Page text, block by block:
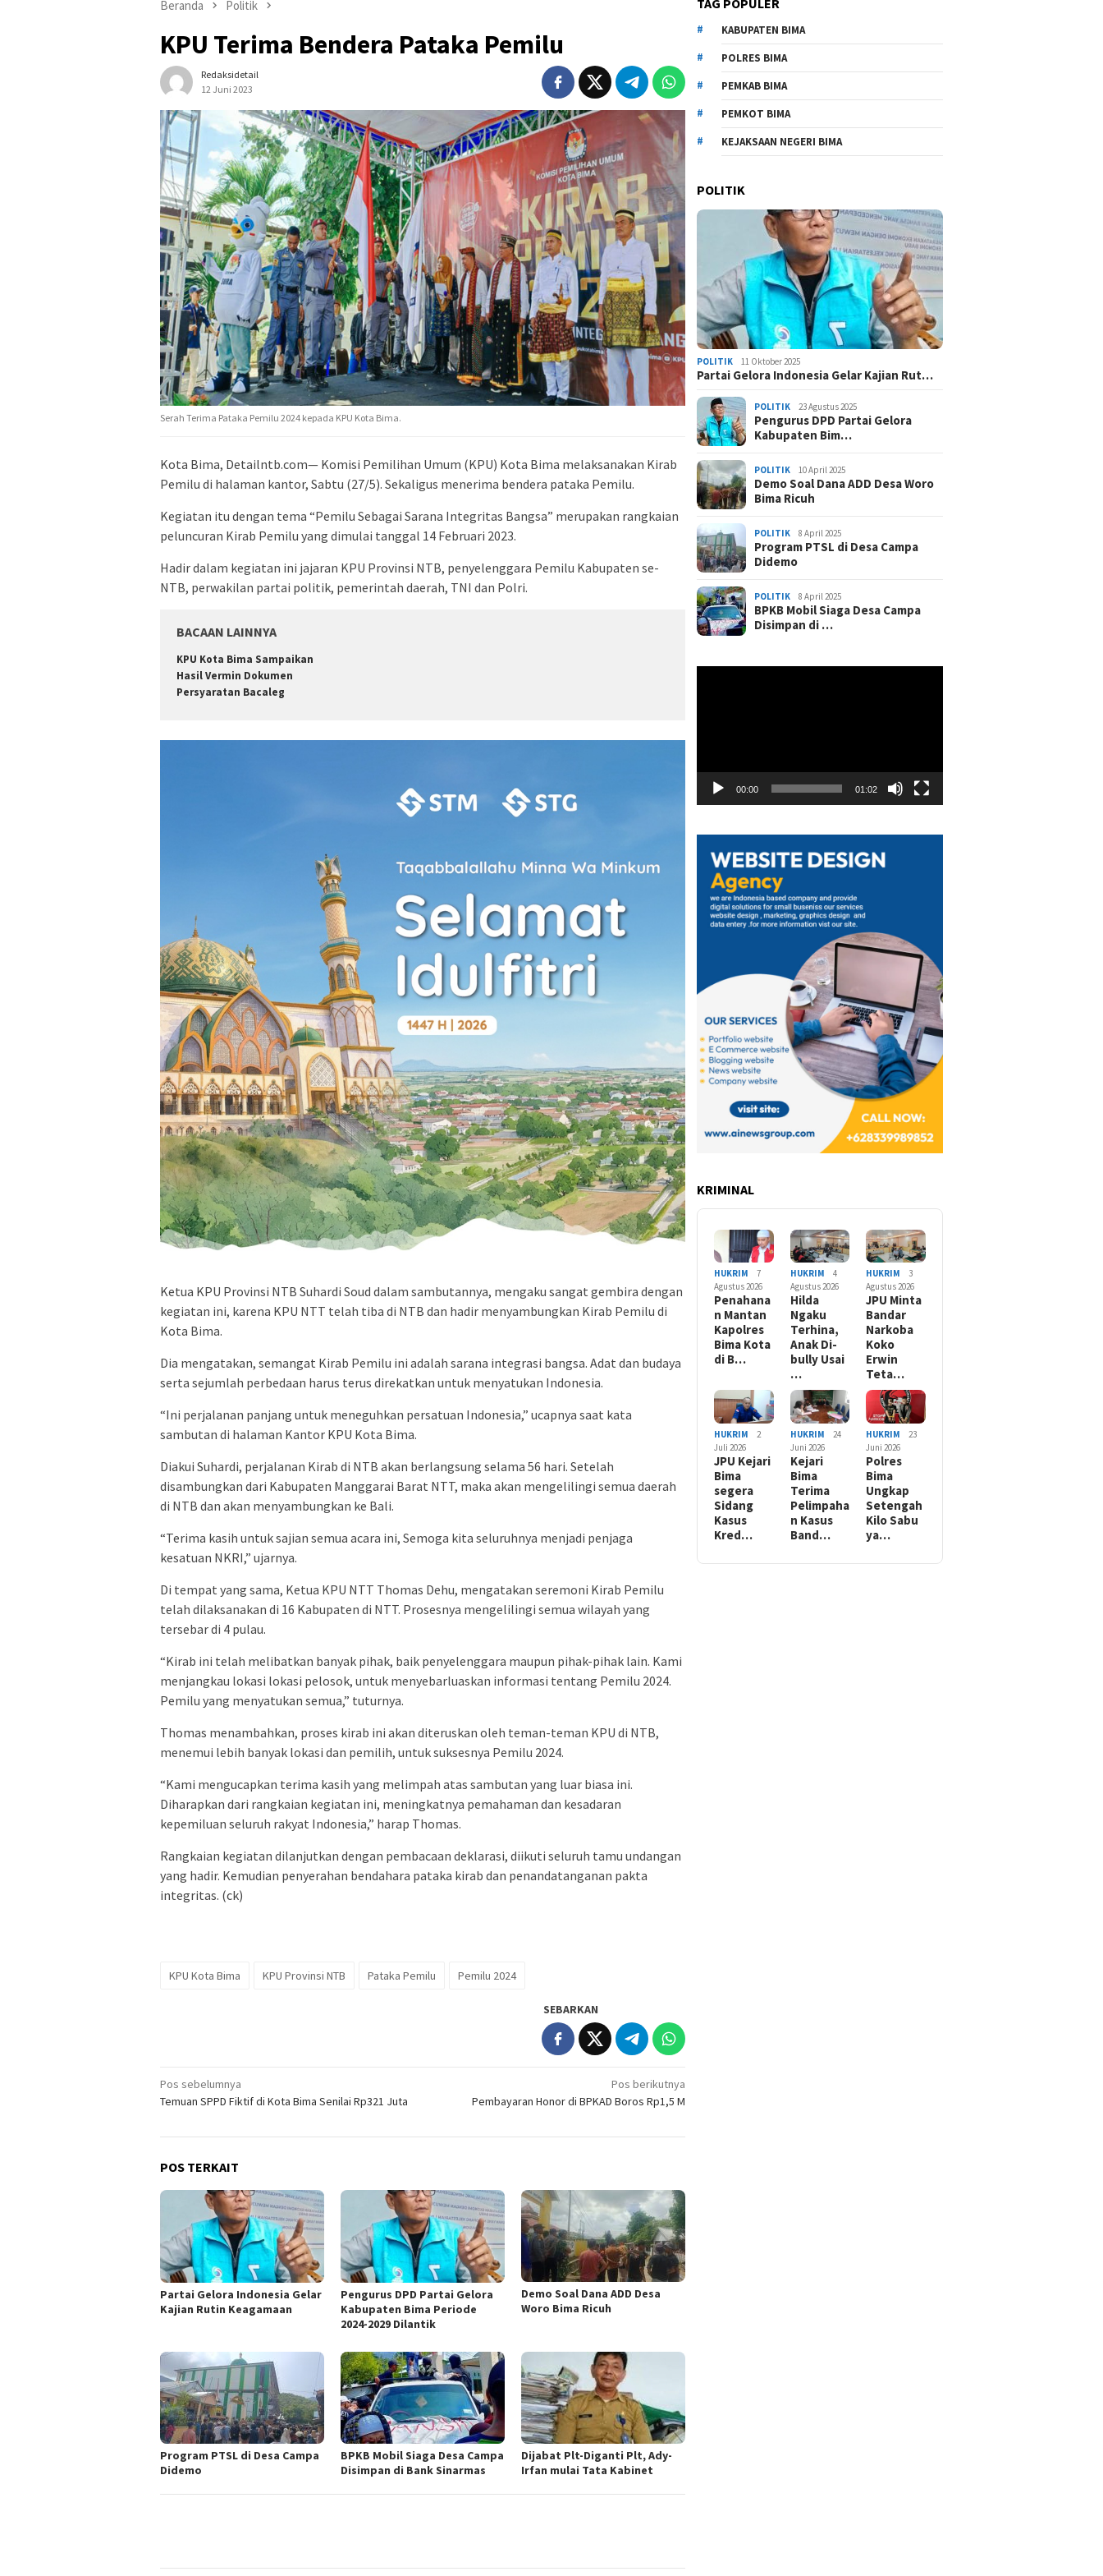
Beranda Politik
KPU Terima Bendera Pataka Pemilu
Redaksidetail
12 Juni 2023
Serah Terima Pataka Pemilu 2024 kepada KPU Kota Bima.
Kota Bima, Detailntb.com— Komisi Pemilihan Umum (KPU) Kota Bima melaksanakan Kirab
Pemilu di halaman kantor, Sabtu (27/5). Sekaligus menerima bendera pataka Pemilu.
Kegiatan itu dengan tema “Pemilu Sebagai Sarana Integritas Bangsa” merupakan rangkaian
peluncuran Kirab Pemilu yang dimulai tanggal 14 Februari 2023.
Hadir dalam kegiatan ini jajaran KPU Provinsi NTB, penyelenggara Pemilu Kabupaten se-
NTB, perwakilan partai politik, pemerintah daerah, TNI dan Polri.
BACAAN LAINNYA
KPU Kota Bima Sampaikan
Hasil Vermin Dokumen
Persyaratan Bacaleg
Ketua KPU Provinsi NTB Suhardi Soud dalam sambutannya, mengaku sangat gembira dengan
kegiatan ini, karena KPU NTT telah tiba di NTB dan hadir menyambungkan Kirab Pemilu di
Kota Bima.
Dia mengatakan, semangat Kirab Pemilu ini adalah sarana integrasi bangsa. Adat dan budaya
serta sejumlah perbedaan harus terus direkatkan untuk menyatukan Indonesia.
“Ini perjalanan panjang untuk meneguhkan persatuan Indonesia,” ucapnya saat kata
sambutan di halaman Kantor KPU Kota Bima.
Diakui Suhardi, perjalanan Kirab di NTB akan berlangsung selama 56 hari. Setelah
disambungkan dari Kabupaten Manggarai Barat NTT, maka akan mengelilingi semua daerah
di NTB dan akan menyambungkan ke Bali.
“Terima kasih untuk sajian semua acara ini, Semoga kita seluruhnya menjadi penjaga
kesatuan NKRI,” ujarnya.
Di tempat yang sama, Ketua KPU NTT Thomas Dehu, mengatakan seremoni Kirab Pemilu
telah dilaksanakan di 16 Kabupaten di NTT. Prosesnya mengelilingi semua wilayah yang
tersebar di 4 pulau.
“Kirab ini telah melibatkan banyak pihak, baik penyelenggara maupun pihak-pihak lain. Kami
menjangkau lokasi lokasi pelosok, untuk menyebarluaskan informasi tentang Pemilu 2024.
Pemilu yang menyatukan semua,” tuturnya.
Thomas menambahkan, proses kirab ini akan diteruskan oleh teman-teman KPU di NTB,
menemui lebih banyak lokasi dan pemilih, untuk suksesnya Pemilu 2024.
“Kami mengucapkan terima kasih yang melimpah atas sambutan yang luar biasa ini.
Diharapkan dari rangkaian kegiatan ini, meningkatnya pemahaman dan kesadaran
kepemiluan seluruh rakyat Indonesia,” harap Thomas.
Rangkaian kegiatan dilanjutkan dengan pembacaan deklarasi, diikuti seluruh tamu undangan
yang hadir. Kemudian penyerahan bendahara pataka kirab dan penandatanganan pakta
integritas. (ck)
KPU Kota Bima KPU Provinsi NTB Pataka Pemilu Pemilu 2024
SEBARKAN
Navigasi
pos
Pos sebelumnya
Temuan SPPD Fiktif di Kota Bima Senilai Rp321 Juta
Pos berikutnya
Pembayaran Honor di BPKAD Boros Rp1,5 M
POS TERKAIT
Partai Gelora Indonesia Gelar
Kajian Rutin Keagamaan
Pengurus DPD Partai Gelora
Kabupaten Bima Periode
2024-2029 Dilantik
Demo Soal Dana ADD Desa
Woro Bima Ricuh
Program PTSL di Desa Campa
Didemo
BPKB Mobil Siaga Desa Campa
Disimpan di Bank Sinarmas
Dijabat Plt-Diganti Plt, Ady-
Irfan mulai Tata Kabinet
TAG POPULER
KABUPATEN BIMA
POLRES BIMA
PEMKAB BIMA
PEMKOT BIMA
KEJAKSAAN NEGERI BIMA
POLITIK
POLITIK 11 Oktober 2025
Partai Gelora Indonesia Gelar Kajian Rut…
POLITIK 23 Agustus 2025
Pengurus DPD Partai Gelora
Kabupaten Bim…
POLITIK 10 April 2025
Demo Soal Dana ADD Desa Woro
Bima Ricuh
POLITIK 8 April 2025
Program PTSL di Desa Campa
Didemo
POLITIK 8 April 2025
BPKB Mobil Siaga Desa Campa
Disimpan di …
00:00 01:02
KRIMINAL
HUKRIM
7
Agustus 2026
Penahana
n Mantan
Kapolres
Bima Kota
di B…
HUKRIM
4
Agustus 2026
Hilda
Ngaku
Terhina,
Anak Di-
bully Usai
…
HUKRIM
3
Agustus 2026
JPU Minta
Bandar
Narkoba
Koko
Erwin
Teta…
HUKRIM
2
Juli 2026
JPU Kejari
Bima
segera
Sidang
Kasus
Kred…
HUKRIM
24
Juni 2026
Kejari
Bima
Terima
Pelimpaha
n Kasus
Band…
HUKRIM
23
Juni 2026
Polres
Bima
Ungkap
Setengah
Kilo Sabu
ya…